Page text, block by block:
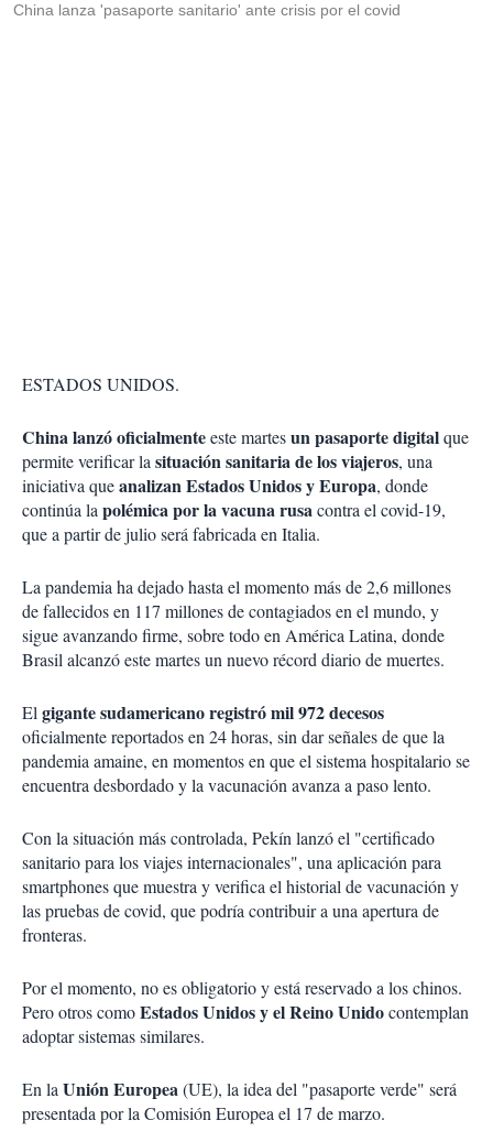
China lanza 'pasaporte sanitario' ante crisis por el covid
ESTADOS UNIDOS.
China lanzó oficialmenteeste martesun pasaporte digitalque
permite verificar lasituación sanitaria de los viajeros, una
iniciativa queanalizan Estados Unidos y Europa, donde
continúa lapolémica por la vacuna rusacontra el covid-19,
que a partir de julio será fabricada en Italia.
La pandemia ha dejado hasta el momento más de 2,6 millones
de fallecidos en 117 millones de contagiados en el mundo, y
sigue avanzando firme, sobre todo en América Latina, donde
Brasil alcanzó este martes un nuevo récord diario de muertes.
Elgigante sudamericano registró mil 972 decesos
oficialmente reportados en 24 horas, sin dar señales de que la
pandemia amaine, en momentos en que el sistema hospitalario se
encuentra desbordado y la vacunación avanza a paso lento.
Con la situación más controlada, Pekín lanzó el "certificado
sanitario para los viajes internacionales", una aplicación para
smartphones que muestra y verifica el historial de vacunación y
las pruebas de covid, que podría contribuir a una apertura de
fronteras.
Por el momento, no es obligatorio y está reservado a los chinos.
Pero otros comoEstados Unidos y el Reino Unidocontemplan
adoptar sistemas similares.
En laUnión Europea(UE), la idea del "pasaporte verde" será
presentada por la Comisión Europea el 17 de marzo.